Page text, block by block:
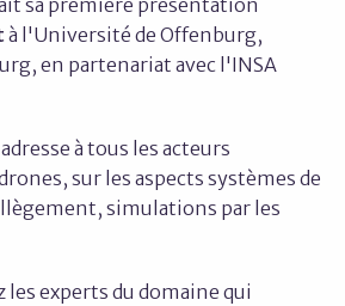
sa première présentation
à l'Université de Offenburg,
en partenariat avec l'INSA
à tous les acteurs
sur les aspects systèmes de
simulations par les
experts du domaine qui